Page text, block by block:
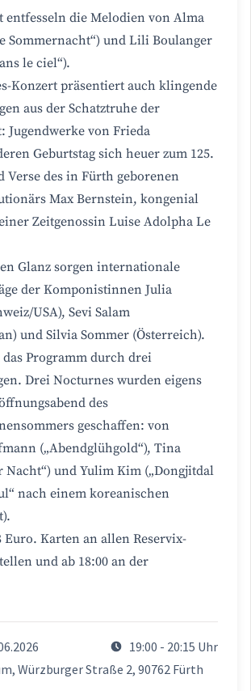
entfesseln die Melodien von Alma
Sommernacht“) und Lili Boulanger
le ciel“).
Konzert präsentiert auch klingende
aus der Schatztruhe der
Jugendwerke von Frieda
Geburtstag sich heuer zum 125.
Verse des in Fürth geborenen
Max Bernstein, kongenial
Zeitgenossin Luise Adolpha Le
Glanz sorgen internationale
der Komponistinnen Julia
USA), Sevi Salam
und Silvia Sommer (Österreich).
Programm durch drei
Drei Nocturnes wurden eigens
des
geschaffen: von
(„Abendglühgold“), Tina
Nacht“) und Yulim Kim („Dongjitdal
nach einem koreanischen
Karten an allen Reservix-
und ab 18:00 an der
19:00 - 20:15 Uhr
Würzburger Straße 2, 90762 Fürth